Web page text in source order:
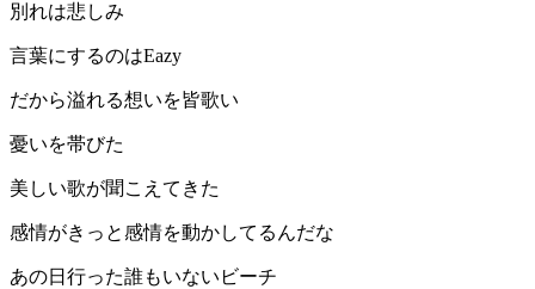
別れは悲しみ
言葉にするのはEazy
だから溢れる想いを皆歌い
憂いを帯びた
美しい歌が聞こえてきた
感情がきっと感情を動かしてるんだな
あの日行った誰もいないビーチ